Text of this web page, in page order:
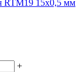
RTM19 15x0,5 мм
+